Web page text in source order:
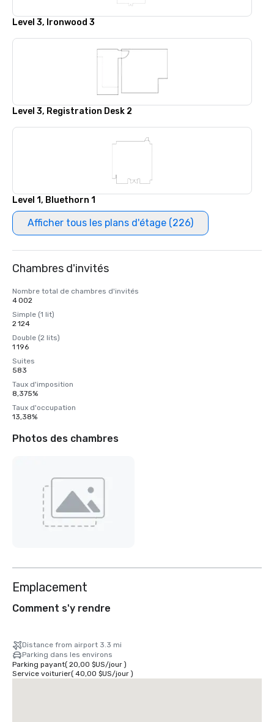
Level 3, Ironwood 3
Level 3, Registration Desk 2
Level 1, Bluethorn 1
Afficher tous les plans d'étage (226)
Chambres d'invités
Nombre total de chambres d'invités
4 002
Simple (1 lit)
2 124
Double (2 lits)
1 196
Suites
583
Taux d'imposition
8,375%
Taux d'occupation
13,38%
Photos des chambres
Emplacement
Comment s'y rendre
Distance from airport 3.3 mi
Parking dans les environs
Parking payant( 20,00 $US/jour)
Service voiturier( 40,00 $US/jour)